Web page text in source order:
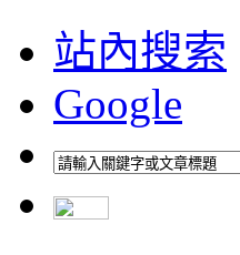
站內搜索
Google